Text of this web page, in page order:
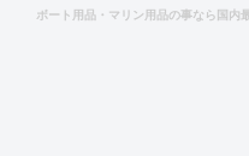
ボート用品・マリン用品の事なら国内